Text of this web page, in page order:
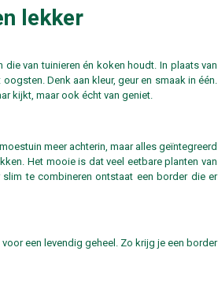
lekker
van tuinieren én koken houdt. In plaats van
Denk aan kleur, geur en smaak in één.
kijkt, maar ook écht van geniet.
meer achterin, maar alles geïntegreerd
Het mooie is dat veel eetbare planten van
te combineren ontstaat een border die er
een levendig geheel. Zo krijg je een border